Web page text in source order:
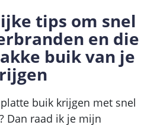
tips om snel
en die
buik van je
buik krijgen met snel
Dan raad ik je mijn